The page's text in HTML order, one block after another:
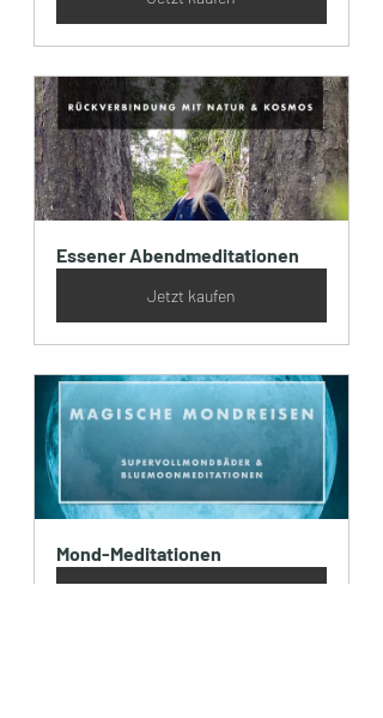
Essener Abendmeditationen
Jetzt kaufen
Mond-Meditationen